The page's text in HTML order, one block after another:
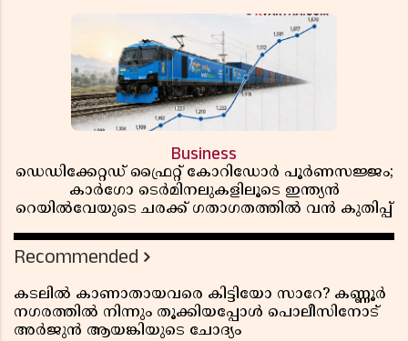
Business
ഡെഡിക്കേറ്റഡ് ഫ്രൈറ്റ് കോറിഡോർ പൂർണസജ്ജം;
കാർഗോ ടെർമിനലുകളിലൂടെ ഇന്ത്യൻ
റെയിൽവേയുടെ ചരക്ക് ഗതാഗതത്തിൽ വൻ കുതിപ്പ്
Recommended
കടലിൽ കാണാതായവരെ കിട്ടിയോ സാറേ? കണ്ണൂർ
നഗരത്തിൽ നിന്നും തൂക്കിയപ്പോൾ പൊലീസിനോട്
അർജുൻ ആയങ്കിയുടെ ചോദ്യം